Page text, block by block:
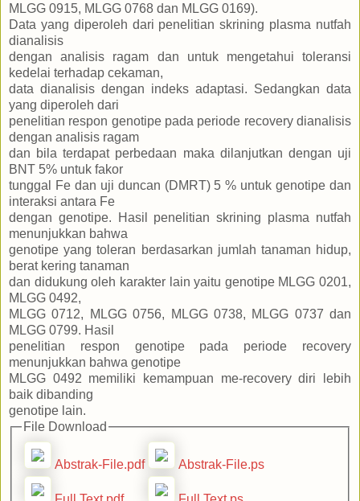
MLGG 0915, MLGG 0768 dan MLGG 0169).
Data yang diperoleh dari penelitian skrining plasma nutfah
dianalisis
dengan analisis ragam dan untuk mengetahui toleransi
kedelai terhadap cekaman,
data dianalisis dengan indeks adaptasi. Sedangkan data
yang diperoleh dari
penelitian respon genotipe pada periode recovery dianalisis
dengan analisis ragam
dan bila terdapat perbedaan maka dilanjutkan dengan uji
BNT 5% untuk fakor
tunggal Fe dan uji duncan (DMRT) 5 % untuk genotipe dan
interaksi antara Fe
dengan genotipe. Hasil penelitian skrining plasma nutfah
menunjukkan bahwa
genotipe yang toleran berdasarkan jumlah tanaman hidup,
berat kering tanaman
dan didukung oleh karakter lain yaitu genotipe MLGG 0201,
MLGG 0492,
MLGG 0712, MLGG 0756, MLGG 0738, MLGG 0737 dan
MLGG 0799. Hasil
penelitian respon genotipe pada periode recovery
menunjukkan bahwa genotipe
MLGG 0492 memiliki kemampuan me-recovery diri lebih
baik dibanding
genotipe lain.
File Download
Abstrak-File.pdf Abstrak-File.ps